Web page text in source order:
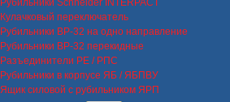
Рубильники Schneider INTERPACT
Кулачковый переключатель
Рубильники ВР-32 на одно направление
Рубильники ВР-32 перекидные
Разъединители РЕ / РПС
Рубильники в корпусе ЯБ / ЯБПВУ
Ящик силовой с рубильником ЯРП